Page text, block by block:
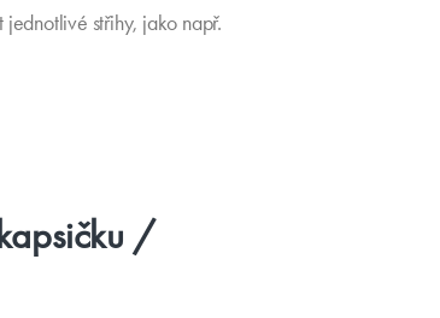
střihy, jako např.
/